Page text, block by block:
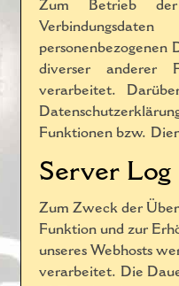
Zum Betrieb
personenbezogenen
diverser anderer
verarbeitet.
Funktionen bzw.
Server Log
Zum Zweck der
Funktion und zur
unseres Webhosts
verarbeitet. Die